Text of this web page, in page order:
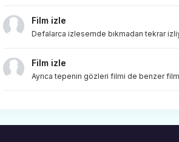
Film izle
Defalarca izlesemde bıkmadan tekrar
Film izle
Ayrıca tepenin gözleri filmi de benzer